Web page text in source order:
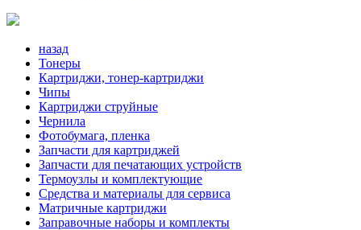
назад
Тонеры
Картриджи, тонер-картриджи
Чипы
Картриджи струйные
Чернила
Фотобумага, пленка
Запчасти для картриджей
Запчасти для печатающих устройств
Термоузлы и комплектующие
Средства и материалы для сервиса
Матричные картриджи
Заправочные наборы и комплекты